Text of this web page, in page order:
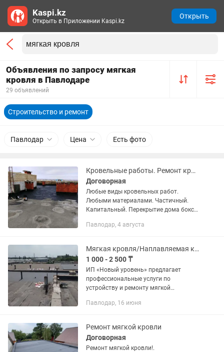
Объявления по запросу мягкая
кровля в Павлодаре
29 объявлений
Строительство и ремонт
Павлодар Цена Есть фото
Кровельные работы. Ремонт крыши жесткой мягкой кровли.
Договорная
Любые виды кровельных работ.
Любыми материалами. Частичный.
Капитальный. Перекрытие дома боксы
мастера бесплатный. Пенсионерам
Сварочные....
Павлодар, 4 августа
Мягкая кровля/Наплавляемая кровля от ИП (Павлодар)
1 000 - 2 500 ₸
ИП «Новый уровень» предлагает
профессиональные услуги по
устройству и ремонту мягкой
области. Работаем без посредников,
соблюдение...
Павлодар, 16 июня
Ремонт мягкой кровли
Договорная
Ремонт мягкой кровли!.
Kaspi.kz
Открыть в Приложении Kaspi.kz
Открыть